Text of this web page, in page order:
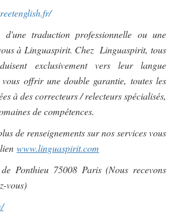
traduction professionnelle ou une
à Linguaspirit. Chez Linguaspirit, tous
exclusivement vers leur langue
offrir une double garantie, toutes les
à des correcteurs / relecteurs spécialisés,
de compétences.
de renseignements sur nos services vous
www.linguaspirit.com
Ponthieu 75008 Paris (Nous recevons
vous)